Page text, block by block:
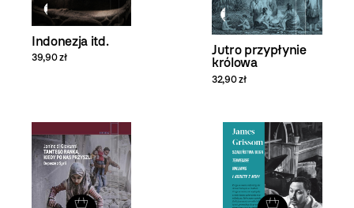
Indonezja itd.
39,90 zł
Jutro przypłynie
królowa
32,90 zł